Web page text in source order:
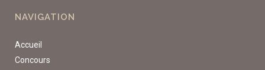
NAVIGATION
Accueil
Concours